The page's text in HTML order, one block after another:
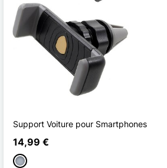
Support Voiture pour Smartphones
14,99 €
Gris